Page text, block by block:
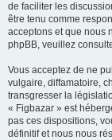
de faciliter les
être tenu comme
acceptons et que nous
phpBB, veuillez
Vous acceptez de ne
vulgaire, diffamatoire,
transgresser la
« Figbazar » est
pas ces dispositions,
définitif et nous nous